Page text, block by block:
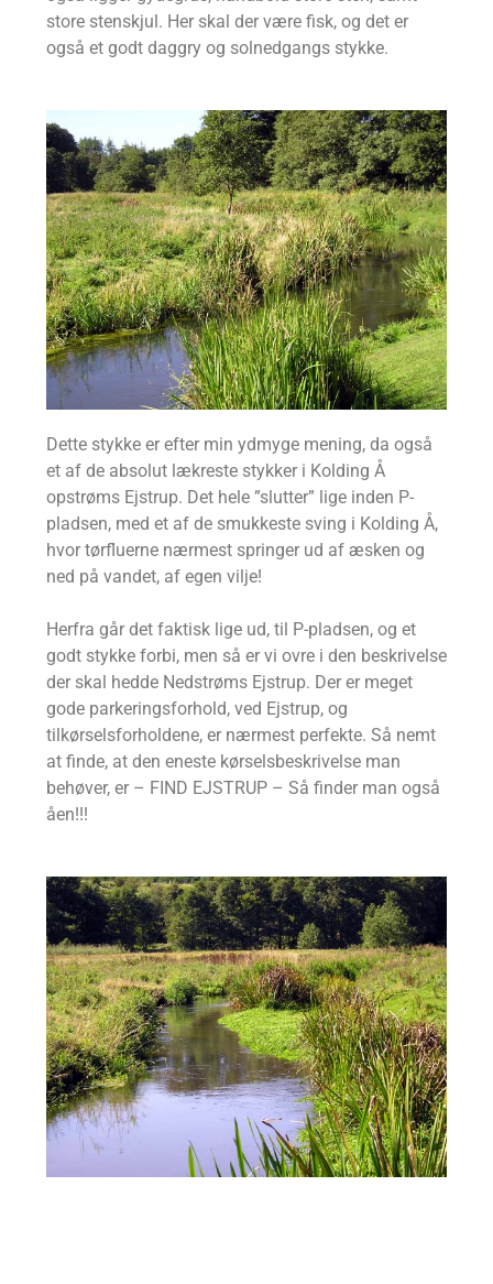
store stenskjul. Her skal der være fisk, og det er
også et godt daggry og solnedgangs stykke.
Dette stykke er efter min ydmyge mening, da også
et af de absolut lækreste stykker i Kolding Å
opstrøms Ejstrup. Det hele ”slutter” lige inden P-
pladsen, med et af de smukkeste sving i Kolding Å,
hvor tørfluerne nærmest springer ud af æsken og
ned på vandet, af egen vilje!
Herfra går det faktisk lige ud, til P-pladsen, og et
godt stykke forbi, men så er vi ovre i den beskrivelse
der skal hedde Nedstrøms Ejstrup. Der er meget
gode parkeringsforhold, ved Ejstrup, og
tilkørselsforholdene, er nærmest perfekte. Så nemt
at finde, at den eneste kørselsbeskrivelse man
behøver, er – FIND EJSTRUP – Så finder man også
åen!!!